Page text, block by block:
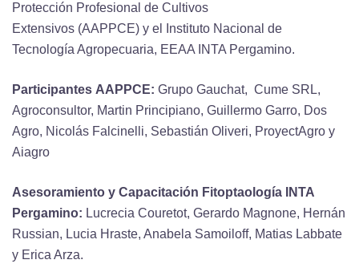
Protección Profesional de Cultivos
Extensivos (AAPPCE) y el Instituto Nacional de
Tecnología Agropecuaria, EEAA INTA Pergamino.
Participantes AAPPCE: Grupo Gauchat, Cume SRL,
Agroconsultor, Martin Principiano, Guillermo Garro, Dos
Agro, Nicolás Falcinelli, Sebastián Oliveri, ProyectAgro y
Aiagro
Asesoramiento y Capacitación Fitoptaología INTA
Pergamino: Lucrecia Couretot, Gerardo Magnone, Hernán
Russian, Lucia Hraste, Anabela Samoiloff, Matias Labbate
y Erica Arza.